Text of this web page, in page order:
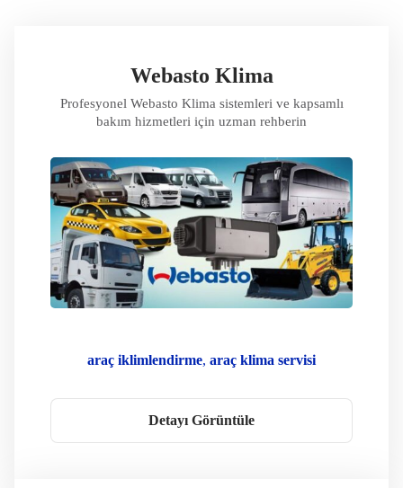
Webasto Klima
Profesyonel Webasto Klima sistemleri ve kapsamlı
bakım hizmetleri için uzman rehberin
araç iklimlendirme araç klima servisi
Klima Sorun Giderme Klima Teknolojisi
Detayı Görüntüle